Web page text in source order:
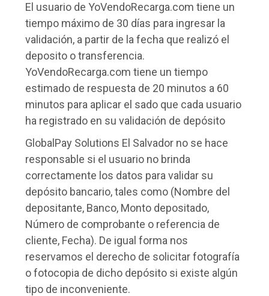
El usuario de YoVendoRecarga.com tiene un
tiempo máximo de 30 días para ingresar la
validación, a partir de la fecha que realizó el
deposito o transferencia.
YoVendoRecarga.com tiene un tiempo
estimado de respuesta de 20 minutos a 60
minutos para aplicar el sado que cada usuario
ha registrado en su validación de depósito
GlobalPay Solutions El Salvador no se hace
responsable si el usuario no brinda
correctamente los datos para validar su
depósito bancario, tales como (Nombre del
depositante, Banco, Monto depositado,
Número de comprobante o referencia de
cliente, Fecha). De igual forma nos
reservamos el derecho de solicitar fotografía
o fotocopia de dicho depósito si existe algún
tipo de inconveniente.